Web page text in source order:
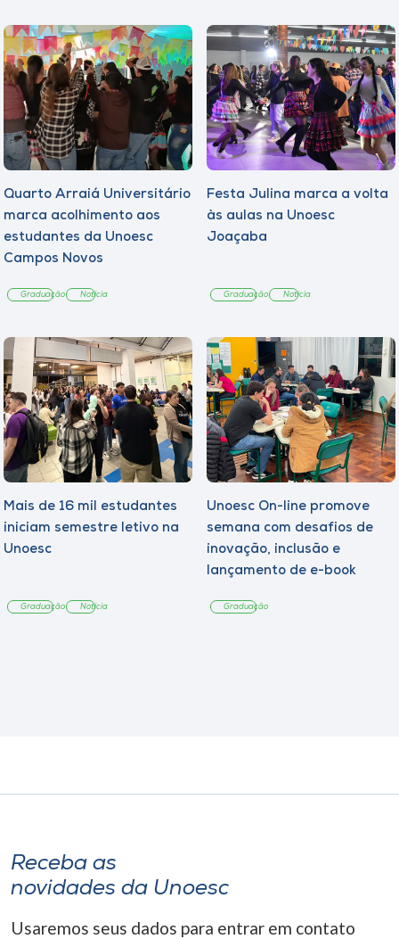
Quarto Arraiá Universitário
marca acolhimento aos
estudantes da Unoesc
Campos Novos
Graduação Notícia
Festa Julina marca a volta
às aulas na Unoesc
Joaçaba
Graduação Notícia
Mais de 16 mil estudantes
iniciam semestre letivo na
Unoesc
Graduação Notícia
Unoesc On-line promove
semana com desafios de
inovação, inclusão e
lançamento de e-book
Graduação
Receba as
novidades da Unoesc
Usaremos seus dados para entrar em contato